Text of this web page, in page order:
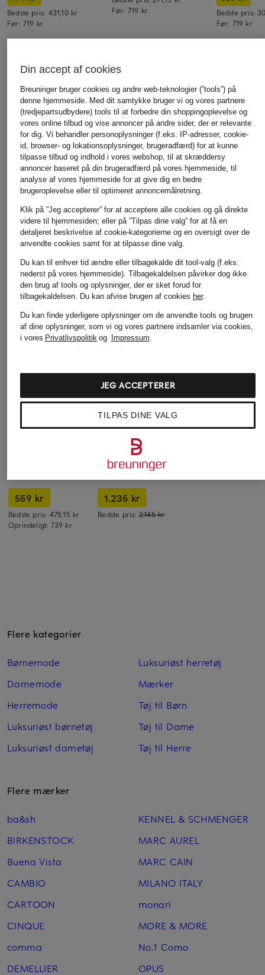
Bedste pris: 431,10 kr
Før: 719 kr
Før: 719 kr Bedste pris:
Før: 719 kr
+ Kampagnerabat
559 kr
Bedste pris: 475,15 kr
Oprindeligt: 739 kr
+ Kampagnerabat
Marlene-bukser
1.235 kr
Bedste pris: 2.145 kr
Flere kategorier
Børnemode
Damemode
Herremode
Luksuriøst børnetøj
Luksuriøst dametøj
Luksuriøst herretøj
Mærker
Tøj til Børn
Tøj til Dame
Tøj til Herre
Flere mærker
ba&sh
BIRKENSTOCK
Buena Vista
CAMBIO
CARTOON
CINQUE
comma
DEMELLIER
KENNEL & SCHMENGER
MARC AUREL
MARC CAIN
MILANO ITALY
monari
MORE & MORE
No.1 Como
OPUS
Din accept af cookies
Breuninger bruger cookies og andre web-teknologier (”tools”) på
denne hjemmeside. Med dit samtykke bruger vi og vores partnere
(tredjepartsudbydere) tools til at forbedre din shoppingoplevelse og
vores online tilbud og vise annoncer på andre sider, der er relevante
for dig. Vi behandler personoplysninger (f.eks. IP-adresser, cookie-
id, browser- og lokationsoplysninger, brugeradfærd) for at kunne
tilpasse tilbud og indhold i vores webshop, til at skræddersy
annoncer baseret på din brugeradfærd på vores hjemmeside, til
analyse af vores hjemmeside for at give dig en bedre
brugeroplevelse eller til optimeret annoncemålretning.
Klik på ”Jeg accepterer” for at acceptere alle cookies og gå direkte
videre til hjemmesiden; eller på ”Tilpas dine valg” for at få en
detaljeret beskrivelse af cookie-kategorierne og en oversigt over de
anvendte cookies samt for at tilpasse dine valg.
Du kan til enhver tid ændre eller tilbagekalde dit tool-valg (f.eks.
nederst på vores hjemmeside). Tilbagekaldelsen påvirker dog ikke
den brug af tools og oplysninger, der er sket forud for
tilbagekaldelsen. Du kan afvise brugen af cookies her.
Du kan finde yderligere oplysninger om de anvendte tools og brugen
af dine oplysninger, som vi og vores partnere indsamler via cookies,
i vores Privatlivspolitik og Impressum
TILPAS DINE VALG
JEG ACCEPTERER